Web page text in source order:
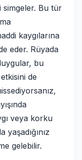
simgeler. Bu tür
kaygılarına
eder. Rüyada
bu
de
veya korku
gelebilir.